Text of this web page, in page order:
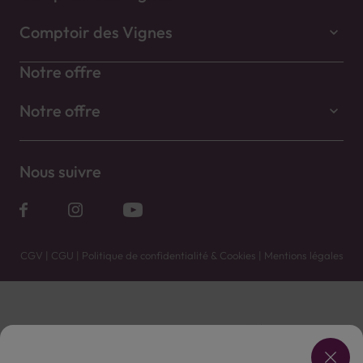
Comptoir des Vignes
Notre offre
Notre offre
Nous suivre
CGV | CGU | Politique de confidentialité & Cookies | Mentions légales
Vente uniquement en caves. Contactez votre caviste pour plus de renseignements.